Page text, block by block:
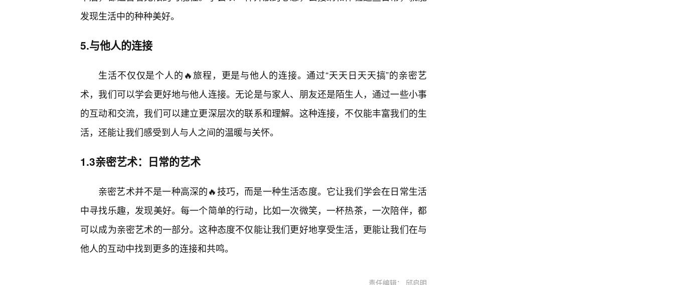
发现生活中的种种美好。
5.与他人的连接
生活不仅仅是个人的🔥旅程，更是与他人的连接。通过“天天日天天搞”的亲密艺
术，我们可以学会更好地与他人连接。无论是与家人、朋友还是陌生人，通过一些小事
的互动和交流，我们可以建立更深层次的联系和理解。这种连接，不仅能丰富我们的生
活，还能让我们感受到人与人之间的温暖与关怀。
1.3亲密艺术：日常的艺术
亲密艺术并不是一种高深的🔥技巧，而是一种生活态度。它让我们学会在日常生活
中寻找乐趣，发现美好。每一个简单的行动，比如一次微笑，一杯热茶，一次陪伴，都
可以成为亲密艺术的一部分。这种态度不仅能让我们更好地享受生活，更能让我们在与
他人的互动中找到更多的连接和共鸣。
责任编辑： 邱启明